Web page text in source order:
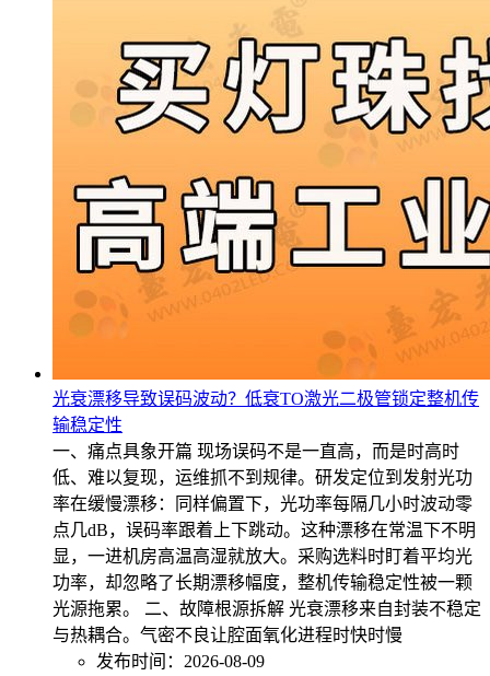
光衰漂移导致误码波动？低衰TO激光二极管锁定整机传
输稳定性
一、痛点具象开篇 现场误码不是一直高，而是时高时
低、难以复现，运维抓不到规律。研发定位到发射光功
率在缓慢漂移：同样偏置下，光功率每隔几小时波动零
点几dB，误码率跟着上下跳动。这种漂移在常温下不明
显，一进机房高温高湿就放大。采购选料时盯着平均光
功率，却忽略了长期漂移幅度，整机传输稳定性被一颗
光源拖累。 二、故障根源拆解 光衰漂移来自封装不稳定
与热耦合。气密不良让腔面氧化进程时快时慢
发布时间：2026-08-09